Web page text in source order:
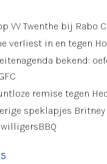
VV Twenthe bij Rabo
verliest in en tegen
bekend:
remise tegen
speklapjes